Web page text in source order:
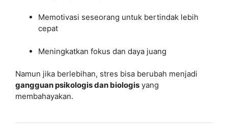
Memotivasi seseorang untuk bertindak lebih
cepat
Meningkatkan fokus dan daya juang
Namun jika berlebihan, stres bisa berubah menjadi
gangguan psikologis dan biologis yang
membahayakan.